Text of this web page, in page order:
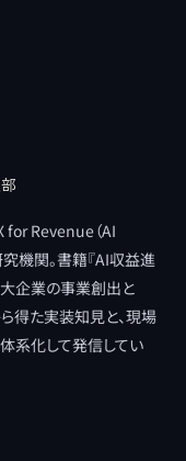
for Revenue（AI
機関。書籍『AI収益進
企業の事業創出と
得た実装知見と、現場
系化して発信してい